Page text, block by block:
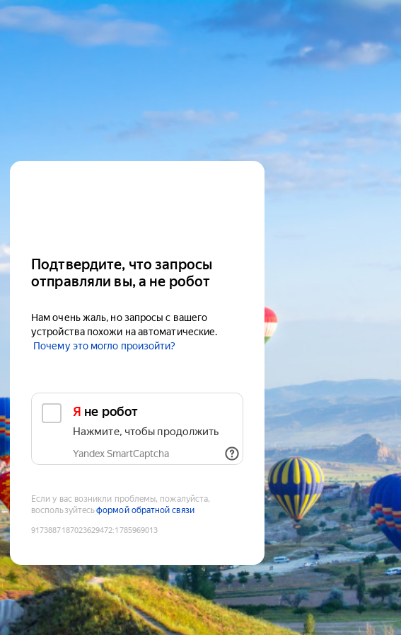
Подтвердите, что запросы
отправляли вы, а не робот
Нам очень жаль, но запросы с вашего
устройства похожи на автоматические.
Почему это могло произойти?
Я не робот
Нажмите, чтобы продолжить
Yandex SmartCaptcha
Если у вас возникли проблемы, пожалуйста,
воспользуйтесьформой обратной связи
9173887187023629472:1785969013